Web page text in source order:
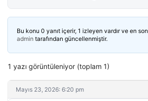
Bu konu 0 yanıt içerir, 1 izleyen vardır ve en son
admin tarafından güncellenmiştir.
1 yazı görüntüleniyor (toplam 1)
Mayıs 23, 2026: 6:20 pm